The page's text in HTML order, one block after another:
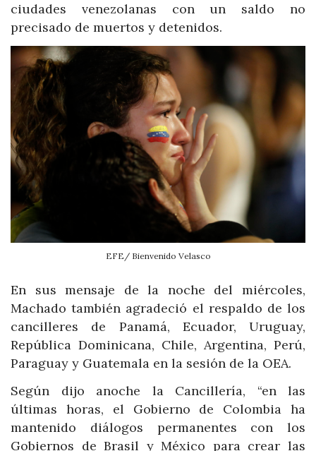
ciudades venezolanas con un saldo no
precisado de muertos y detenidos.
EFE/ Bienvenido Velasco
En sus mensaje de la noche del miércoles,
Machado también agradeció el respaldo de los
cancilleres de Panamá, Ecuador, Uruguay,
República Dominicana, Chile, Argentina, Perú,
Paraguay y Guatemala en la sesión de la OEA.
Según dijo anoche la Cancillería, “en las
últimas horas, el Gobierno de Colombia ha
mantenido diálogos permanentes con los
Gobiernos de Brasil y México para crear las